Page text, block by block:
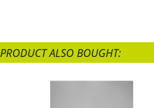
PRODUCT ALSO BOUGHT: